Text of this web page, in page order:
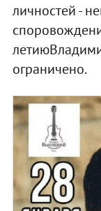
личностей -
ограничено.